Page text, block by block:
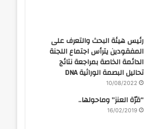
رئيس هيئة البحث والتعرف على
المفقودين يترأس اجتماع اللجنة
الدائمة الخاصة بمراجعة نتائج
تحاليل البصمة الوراثية DNA
10/08/2022
“قرّة العنز” وماحولها..
16/02/2019